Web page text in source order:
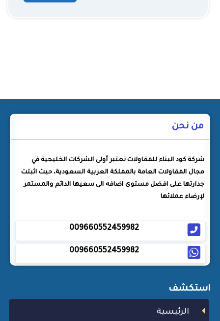
من نحن
شركة كود البناء للمقاولات تعتبر أولى الشركات الخليجية في
مجال المقاولات العامة بالمملكة العربية السعودية، حيث اثبتت
جدارتها على افضل مستوى اضافه الى سعيها الدائم والمستمر
لإرضاء عملائها
009660552459982
009660552459982
استكشف
الرئيسية